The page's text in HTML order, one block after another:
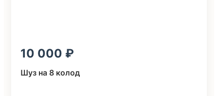
10 000
Шуз на 8 колод